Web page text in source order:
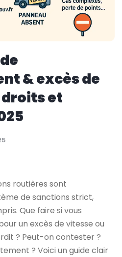
& excès de
et
routières sont
de sanctions strict,
Que faire si vous
un excès de vitesse ou
? Peut-on contester ?
? Voici un guide clair